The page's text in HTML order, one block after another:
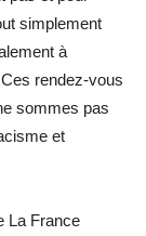
simplement
à
rendez-vous
sommes pas
et
La France